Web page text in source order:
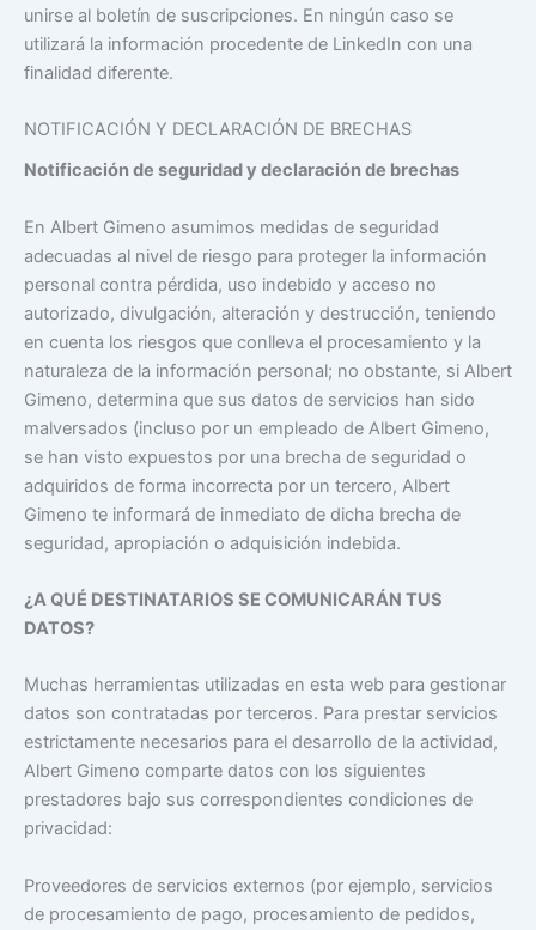
unirse al boletín de suscripciones. En ningún caso se
utilizará la información procedente de LinkedIn con una
finalidad diferente.
NOTIFICACIÓN Y DECLARACIÓN DE BRECHAS
Notificación de seguridad y declaración de brechas
En Albert Gimeno asumimos medidas de seguridad
adecuadas al nivel de riesgo para proteger la información
personal contra pérdida, uso indebido y acceso no
autorizado, divulgación, alteración y destrucción, teniendo
en cuenta los riesgos que conlleva el procesamiento y la
naturaleza de la información personal; no obstante, si Albert
Gimeno, determina que sus datos de servicios han sido
malversados (incluso por un empleado de Albert Gimeno,
se han visto expuestos por una brecha de seguridad o
adquiridos de forma incorrecta por un tercero, Albert
Gimeno te informará de inmediato de dicha brecha de
seguridad, apropiación o adquisición indebida.
¿A QUÉ DESTINATARIOS SE COMUNICARÁN TUS
DATOS?
Muchas herramientas utilizadas en esta web para gestionar
datos son contratadas por terceros. Para prestar servicios
estrictamente necesarios para el desarrollo de la actividad,
Albert Gimeno comparte datos con los siguientes
prestadores bajo sus correspondientes condiciones de
privacidad:
Proveedores de servicios externos (por ejemplo, servicios
de procesamiento de pago, procesamiento de pedidos,